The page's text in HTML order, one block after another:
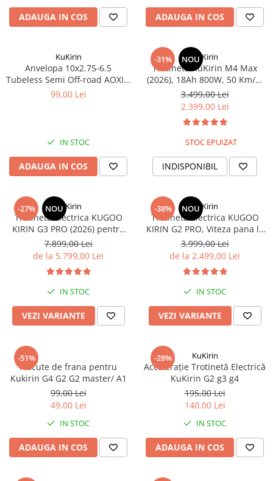
Pliere, pasadores & tije
Crickuri / suporturi parcare
Transmisii & lanțuri
Claxoane / sonerii (timbres)
Plăcuțe de frână
Etrieri
Cabluri de frână
Consumabile & Unelte
Conectori
Organizatoare cabluri
Unelte & truse
Adezivi & pastă termoconductoare
Șuruburi / kituri prindere
ADAUGA IN COS ADAUGA IN COS
KuKirin
Anvelopa 10x2.75-6.5
Tubeless Semi Off-road AOXIN
- KUKIRIN G2, G2 Master, A1,
99,00 Lei
IN STOC
ADAUGA IN COS
-31% NOUKuKirin
Trotineta KuKirin M4 Max
(2026), 18Ah 800W, 50 Km/h,
Chei 10inch Off-Road
3.499,00 Lei
2.399,00 Lei
STOC EPUIZAT
INDISPONIBIL
-27% NOUKuKirin
Trotineta Electrica KUGOO
KIRIN G3 PRO (2026) pentru
Teren Accidentat (Off-Road
Electric Scooter) - Motor Dual
2x1200W, Autonomie de
80km, Viteză Până la 65km/h,
Baterie 52V 23.2Ah
7.899,00 Lei
de la 5.799,00 Lei
IN STOC
VEZI VARIANTE
-38% NOUKuKirin
Trotineta Electrica KUGOO
KIRIN G2 PRO, Viteza pana la
45km/h, Autonomie 55Km,
Motor 600W, 48V 15Ah
3.999,00 Lei
de la 2.499,00 Lei
IN STOC
VEZI VARIANTE
-51%
Placute de frana pentru
Kukirin G4 G2 G2 master/ A1
99,00 Lei
49,00 Lei
IN STOC
ADAUGA IN COS
-28% KuKirin
Accelerație Trotinetă Electrică
KuKirin G2 g3 g4
195,00 Lei
140,00 Lei
IN STOC
ADAUGA IN COS